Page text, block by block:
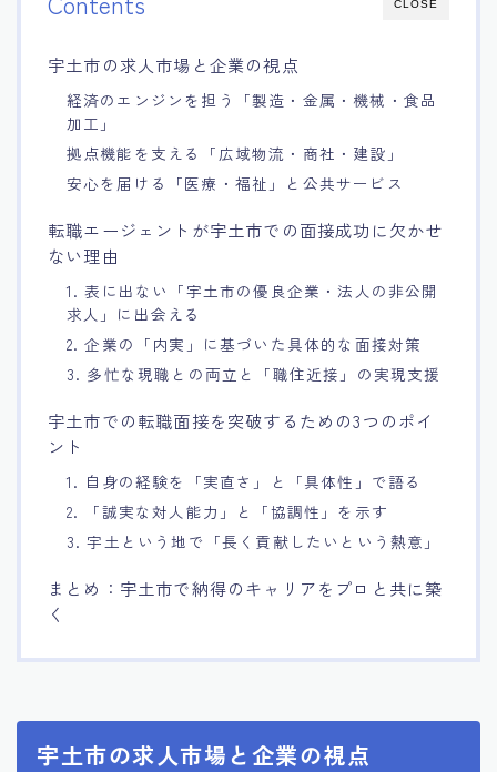
CLOSE
宇土市の求人市場と企業の視点
経済のエンジンを担う「製造・金属・機械・食品
加工」
拠点機能を支える「広域物流・商社・建設」
安心を届ける「医療・福祉」と公共サービス
転職エージェントが宇土市での面接成功に欠かせ
ない理由
1. 表に出ない「宇土市の優良企業・法人の非公開
求人」に出会える
2. 企業の「内実」に基づいた具体的な面接対策
3. 多忙な現職との両立と「職住近接」の実現支援
宇土市での転職面接を突破するための3つのポイ
ント
1. 自身の経験を「実直さ」と「具体性」で語る
2. 「誠実な対人能力」と「協調性」を示す
3. 宇土という地で「長く貢献したいという熱意」
まとめ：宇土市で納得のキャリアをプロと共に築
く
宇土市の求人市場と企業の視点